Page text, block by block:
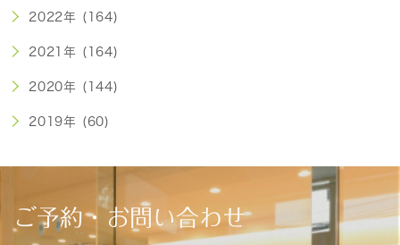
2022年 (164)
2021年 (164)
2020年 (144)
2019年 (60)
ご予約・お問い合わせ